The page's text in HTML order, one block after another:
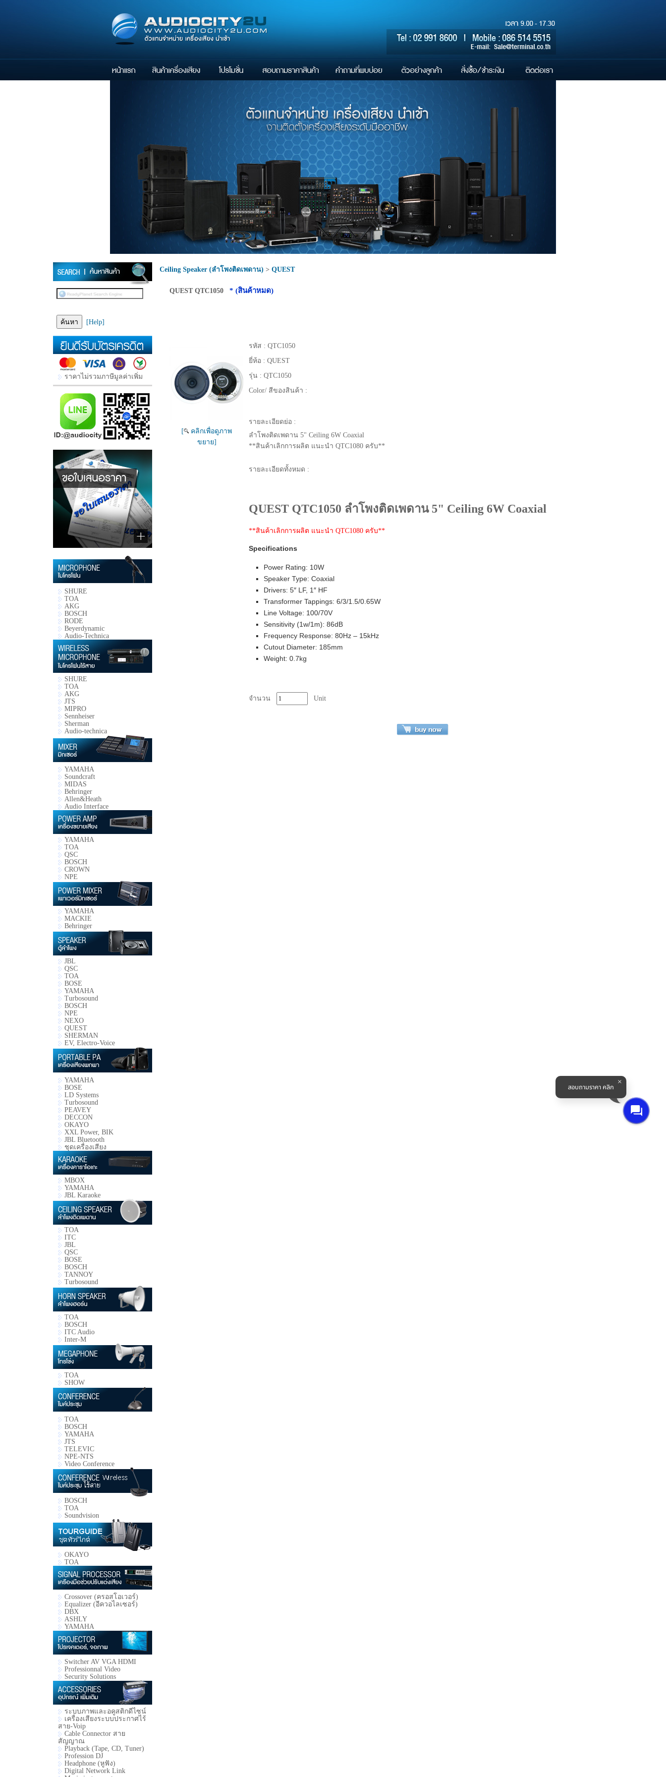
[Help]
ราคาไม่รวมภาษีมูลค่าเพิ่ม
SHURE
TOA
AKG
BOSCH
RODE
Beyerdynamic
Audio-Technica
SHURE
TOA
AKG
JTS
MIPRO
Sennheiser
Sherman
Audio-technica
YAMAHA
Soundcraft
MIDAS
Behringer
Allen&Heath
Audio Interface
YAMAHA
TOA
QSC
BOSCH
CROWN
NPE
YAMAHA
MACKIE
Behringer
JBL
QSC
TOA
BOSE
YAMAHA
Turbosound
BOSCH
NPE
NEXO
QUEST
SHERMAN
EV, Electro-Voice
YAMAHA
BOSE
LD Systems
Turbosound
PEAVEY
DECCON
OKAYO
XXL Power, BIK
JBL Bluetooth
ชุดเครื่องเสียง
MBOX
YAMAHA
JBL Karaoke
TOA
ITC
JBL
QSC
BOSE
BOSCH
TANNOY
Turbosound
TOA
BOSCH
ITC Audio
Inter-M
TOA
SHOW
TOA
BOSCH
YAMAHA
JTS
TELEVIC
NPE-NTS
Video Conference
BOSCH
TOA
Soundvision
OKAYO
TOA
Crossover (ครอสโอเวอร์)
Equalizer (อีควอไลเซอร์)
DBX
ASHLY
YAMAHA
Switcher AV VGA HDMI
Professionnal Video
Security Solutions
ระบบภาพและอคูสติกดีไซน์
เครื่องเสียงระบบประกาศไร้
สาย-Voip
Cable Connector สาย
สัญญาณ
Playback (Tape, CD, Tuner)
Profession DJ
Headphone (หูฟัง)
Digital Network Link
Ceiling Speaker (ลำโพงติดเพดาน) > QUEST
QUEST QTC1050 * (สินค้าหมด)
[
คลิกเพื่อดูภาพ
ขยาย]
รหัส : QTC1050
ยี่ห้อ : QUEST
รุ่น : QTC1050
Color/ สีของสินค้า :
รายละเอียดย่อ :
ลำโพงติดเพดาน 5" Ceiling 6W Coaxial
**สินค้าเลิกการผลิต แนะนำ QTC1080 ครับ**
รายละเอียดทั้งหมด :
QUEST QTC1050 ลำโพงติดเพดาน 5" Ceiling 6W Coaxial
**สินค้าเลิกการผลิต แนะนำ QTC1080 ครับ**
Specifications
Power Rating: 10W
Speaker Type: Coaxial
Drivers: 5″ LF, 1″ HF
Transformer Tappings: 6/3/1.5/0.65W
Line Voltage: 100/70V
Sensitivity (1w/1m): 86dB
Frequency Response: 80Hz – 15kHz
Cutout Diameter: 185mm
Weight: 0.7kg
จำนวน Unit
สอบถามราคา คลิก